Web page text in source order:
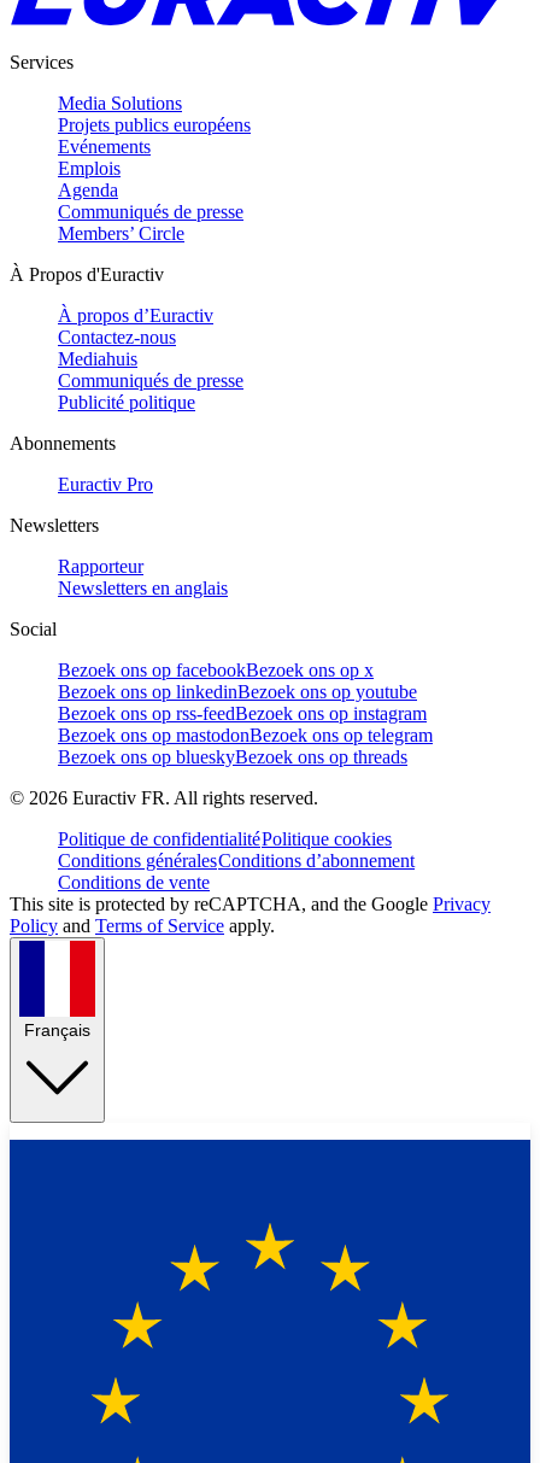
Services
Media Solutions
Projets publics européens
Evénements
Emplois
Agenda
Communiqués de presse
Members’ Circle
À Propos d'Euractiv
À propos d’Euractiv
Contactez-nous
Mediahuis
Communiqués de presse
Publicité politique
Abonnements
Euractiv Pro
Newsletters
Rapporteur
Newsletters en anglais
Social
Bezoek ons op facebookBezoek ons op x
Bezoek ons op linkedinBezoek ons op youtube
Bezoek ons op rss-feedBezoek ons op instagram
Bezoek ons op mastodonBezoek ons op telegram
Bezoek ons op blueskyBezoek ons op threads
© 2026 Euractiv FR. All rights reserved.
Politique de confidentialitéPolitique cookies
Conditions généralesConditions d’abonnement
Conditions de vente
This site is protected by reCAPTCHA, and the Google Privacy
Policy and Terms of Service apply.
Français